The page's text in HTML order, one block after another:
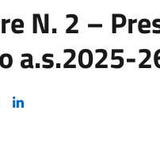
N. 2 –
a.s.2025-